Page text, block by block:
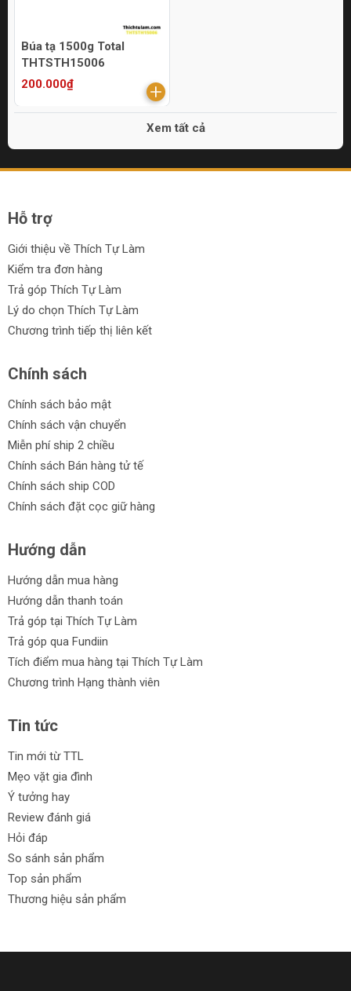
Búa tạ 1500g Total
THTSTH15006
200.000₫
Xem tất cả
Hỗ trợ
Giới thiệu về Thích Tự Làm
Kiểm tra đơn hàng
Trả góp Thích Tự Làm
Lý do chọn Thích Tự Làm
Chương trình tiếp thị liên kết
Chính sách
Chính sách bảo mật
Chính sách vận chuyển
Miễn phí ship 2 chiều
Chính sách Bán hàng tử tế
Chính sách ship COD
Chính sách đặt cọc giữ hàng
Hướng dẫn
Hướng dẫn mua hàng
Hướng dẫn thanh toán
Trả góp tại Thích Tự Làm
Trả góp qua Fundiin
Tích điểm mua hàng tại Thích Tự Làm
Chương trình Hạng thành viên
Tin tức
Tin mới từ TTL
Mẹo vặt gia đình
Ý tưởng hay
Review đánh giá
Hỏi đáp
So sánh sản phẩm
Top sản phẩm
Thương hiệu sản phẩm